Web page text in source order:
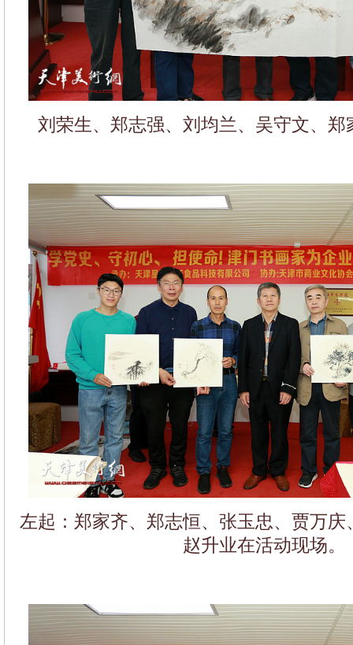
刘荣生、郑志强、刘均兰、吴守文、郑
左起：郑家齐、郑志恒、张玉忠、贾万
赵升业在活动现场。